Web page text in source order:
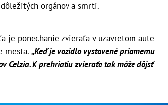
orgánov a smrti.
je ponechanie zvieraťa v uzavretom aute
mesta. „Keď je vozidlo vystavené priamemu
Celzia. K prehriatiu zvieraťa tak môže dôjsť